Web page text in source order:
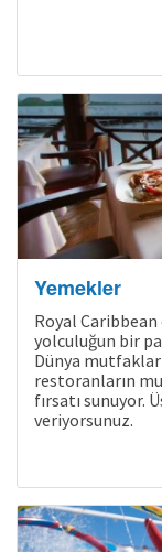
Yemekler
Royal
yolculuğun bir
Dünya
restoranların
fırsatı sunuyor.
veriyorsunuz.